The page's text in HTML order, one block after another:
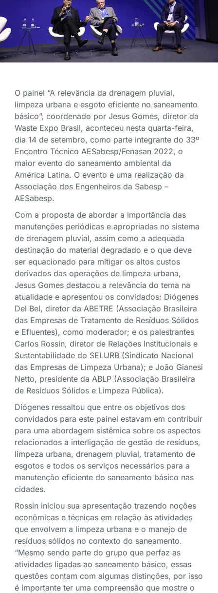
O painel “A relevância da drenagem pluvial,
limpeza urbana e esgoto eficiente no saneamento
básico”, coordenado por Jesus Gomes, diretor da
Waste Expo Brasil, aconteceu nesta quarta-feira,
dia 14 de setembro, como parte integrante do 33º
Encontro Técnico AESabesp/Fenasan 2022, o
maior evento do saneamento ambiental da
América Latina. O evento é uma realização da
Associação dos Engenheiros da Sabesp –
AESabesp.
Com a proposta de abordar a importância das
manutenções periódicas e apropriadas no sistema
de drenagem pluvial, assim como a adequada
destinação do material degradado e o que deve
ser equacionado para mitigar os altos custos
derivados das operações de limpeza urbana,
Jesus Gomes destacou a relevância do tema na
atualidade e apresentou os convidados: Diógenes
Del Bel, diretor da ABETRE (Associação Brasileira
das Empresas de Tratamento de Resíduos Sólidos
e Efluentes), como moderador; e os palestrantes
Carlos Rossin, diretor de Relações Institucionais e
Sustentabilidade do SELURB (Sindicato Nacional
das Empresas de Limpeza Urbana); e João Gianesi
Netto, presidente da ABLP (Associação Brasileira
de Resíduos Sólidos e Limpeza Pública).
Diógenes ressaltou que entre os objetivos dos
convidados para este painel estavam em contribuir
para uma abordagem sistêmica sobre os aspectos
relacionados a interligação de gestão de resíduos,
limpeza urbana, drenagem pluvial, tratamento de
esgotos e todos os serviços necessários para a
manutenção eficiente do saneamento básico nas
cidades.
Rossin iniciou sua apresentação trazendo noções
econômicas e técnicas em relação às atividades
que envolvem a limpeza urbana e o manejo de
resíduos sólidos no contexto do saneamento.
“Mesmo sendo parte do grupo que perfaz as
atividades ligadas ao saneamento básico, essas
questões contam com algumas distinções, por isso
é importante ter uma compreensão que mostre o